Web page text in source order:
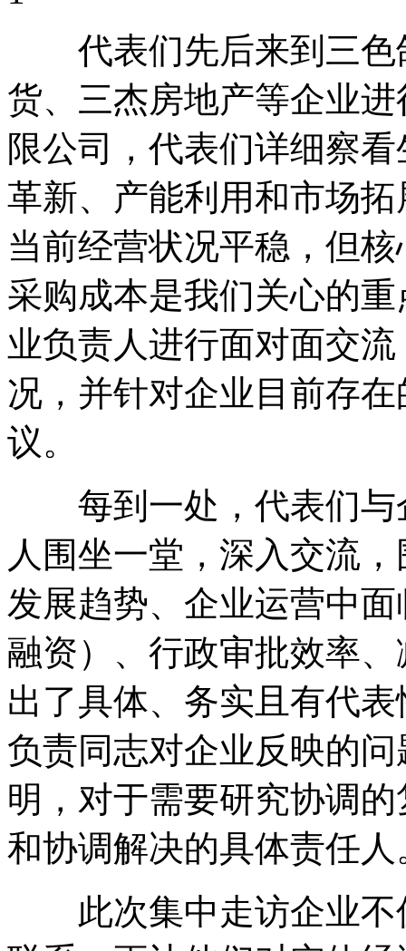
代表们先后来到三色
货、三杰房地产等企业
限公司，代表们详细察
革新、产能利用和市场
当前经营状况平稳，但
采购成本是我们关心的
业负责人进行面对面交
况，并针对企业目前存
议。
每到一处，代表们与
人围坐一堂，深入交流
发展趋势、企业运营中
融资）、行政审批效率
出了具体、务实且有代
负责同志对企业反映的
明，对于需要研究协调
和协调解决的具体责任人
此次集中走访企业不